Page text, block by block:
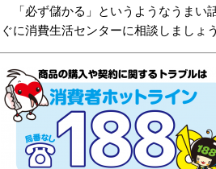
「必ず儲かる」というようなうまい
ぐに消費生活センターに相談しましょう